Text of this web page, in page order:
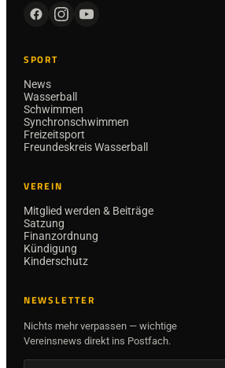
SPORT
News
Wasserball
Schwimmen
Synchronschwimmen
Freizeitsport
Freundeskreis Wasserball
VEREIN
Mitglied werden & Beiträge
Satzung
Finanzordnung
Kündigung
Kinderschutz
NEWSLETTER
Nichts mehr verpassen — wichtige
Vereinsnews direkt ins Postfach.